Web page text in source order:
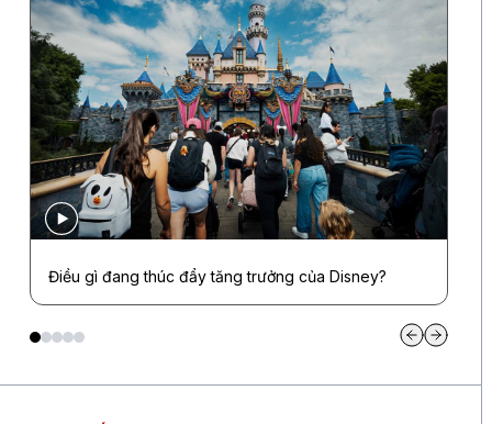
Điều gì đang thúc đẩy tăng trưởng của Disney?